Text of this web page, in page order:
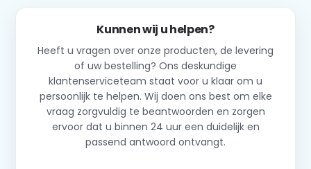
Kunnen wij u helpen?
Heeft u vragen over onze producten, de levering
of uw bestelling? Ons deskundige
klantenserviceteam staat voor u klaar om u
persoonlijk te helpen. Wij doen ons best om elke
vraag zorgvuldig te beantwoorden en zorgen
ervoor dat u binnen 24 uur een duidelijk en
passend antwoord ontvangt.